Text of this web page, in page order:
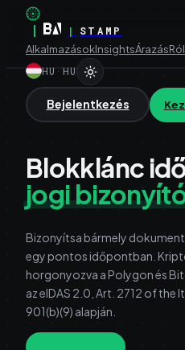
| |
STAMP
AlkalmazásokInsightsÁrazás
HU·HU
Bejelentkezés
Blokklánc
jogi
Bizonyítsa bármely
egy pontos időpontban.
horgonyozva a Polygon és
az eIDAS 2.0, Art. 2712 of the
901(b)(9) alapján.